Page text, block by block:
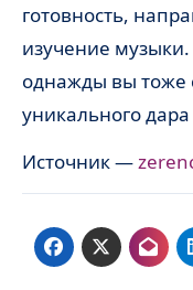
готовность,
изучение
однажды вы тоже
уникального
Источник —